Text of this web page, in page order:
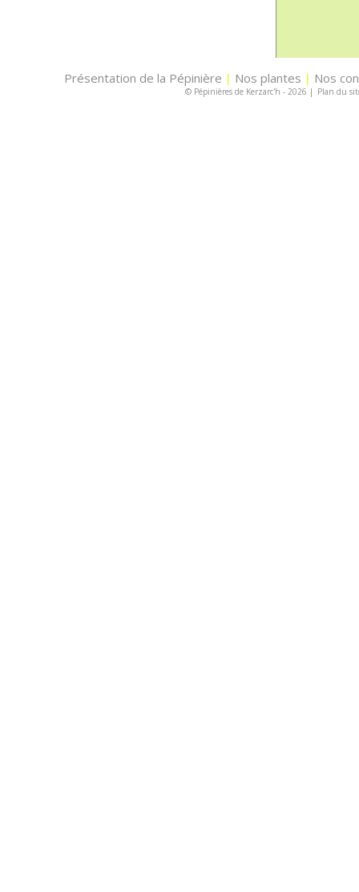
Présentation de la Pépinière | Nos plantes | Nos
© Pépinières de Kerzarc'h - 2026 | Plan du